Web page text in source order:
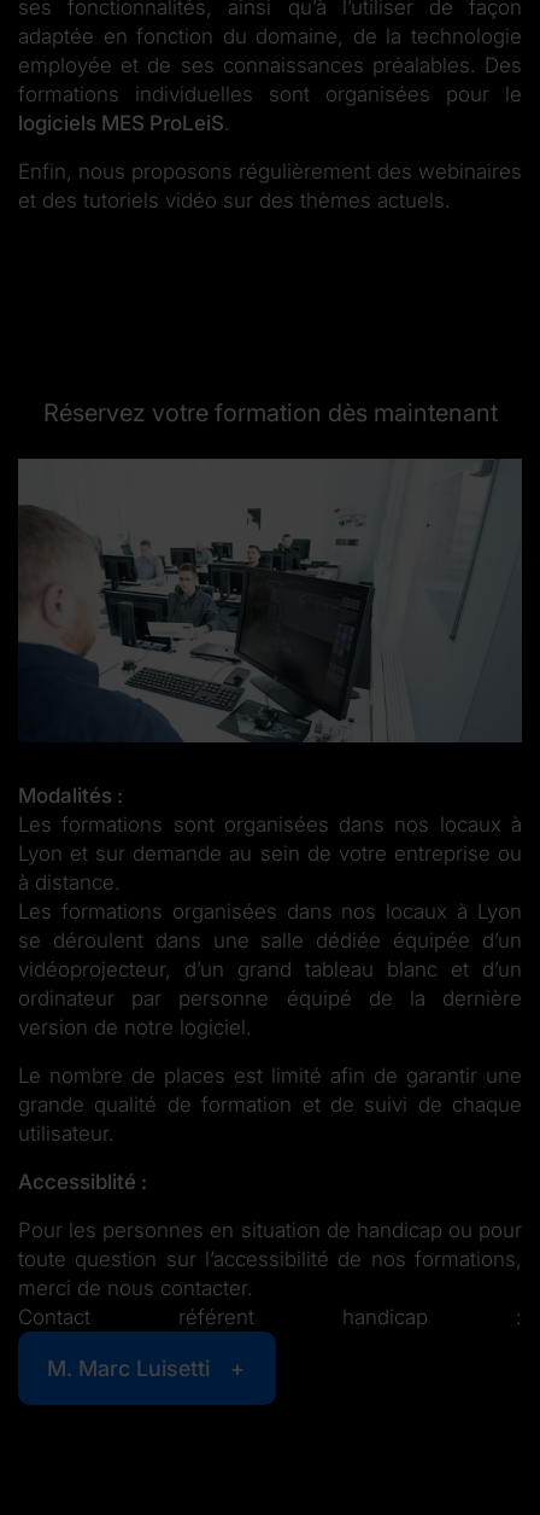
ses fonctionnalités, ainsi qu’à l’utiliser de façon
adaptée en fonction du domaine, de la technologie
employée et de ses connaissances préalables. Des
formations individuelles sont organisées pour le
logiciels MES ProLeiS.
Enfin, nous proposons régulièrement des webinaires
et des tutoriels vidéo sur des thèmes actuels.
Réservez votre formation dès maintenant
Modalités :
Les formations sont organisées dans nos locaux à
Lyon et sur demande au sein de votre entreprise ou
à distance.
Les formations organisées dans nos locaux à Lyon
se déroulent dans une salle dédiée équipée d’un
vidéoprojecteur, d’un grand tableau blanc et d’un
ordinateur par personne équipé de la dernière
version de notre logiciel.
Le nombre de places est limité afin de garantir une
grande qualité de formation et de suivi de chaque
utilisateur.
Accessiblité :
Pour les personnes en situation de handicap ou pour
toute question sur l’accessibilité de nos formations,
merci de nous contacter.
Contact référent handicap :
M. Marc Luisetti